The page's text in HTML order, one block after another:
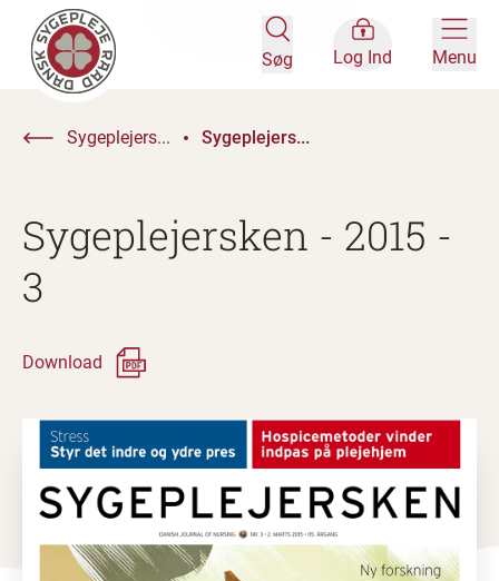
Søg Log Ind Menu
Sygeplejers... Sygeplejers...
Sygeplejersken - 2015 -
3
Download